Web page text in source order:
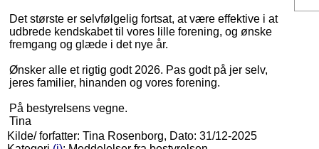
Det største er selvfølgelig fortsat, at være effektive i at
udbrede kendskabet til vores lille forening, og ønske
fremgang og glæde i det nye år.
Ønsker alle et rigtig godt 2026. Pas godt på jer selv,
jeres familier, hinanden og vores forening.
På bestyrelsens vegne.
Tina
Kilde/ forfatter: Tina Rosenborg, Dato: 31/12-2025